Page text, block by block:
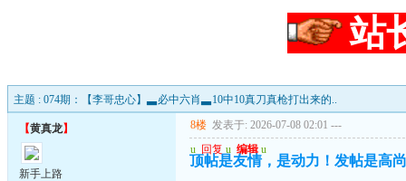
站
主题 : 074期：【李哥忠心】▃必中六肖▃10中10真刀真枪打出来的..
【黄真龙】
新手上路
8楼 发表于: 2026-07-08 02:01 ---
u 回复 u 编辑 u
顶帖是友情，是动力！发帖是高